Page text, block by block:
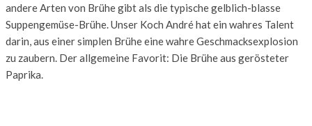
andere Arten von Brühe gibt als die typische gelblich-blasse
Suppengemüse-Brühe. Unser Koch André hat ein wahres Talent
darin, aus einer simplen Brühe eine wahre Geschmacksexplosion
zu zaubern. Der allgemeine Favorit: Die Brühe aus gerösteter
Paprika.